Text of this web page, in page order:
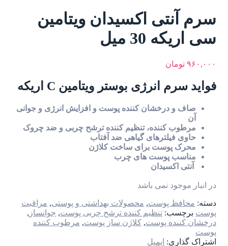
سرم آنتی اکسیدان ویتامین
سی اریکه 30 میل
۹۶۰,۰۰۰ تومان
فواید سرم انرژی بوستر ویتامین C اریکه
صاف و درخشان کننده پوست و افزایش انرژی و جوانی
آن
مرطوب کننده، تنظیم کننده ترشح چربی و ضد چروک
حاوی فیلترهای گیاهی ضد آفتاب
محرک پوست برای ساخت کلاژن
مناسب پوست های چرب
آنتی اکسیدان
در انبار موجود نمی باشد
دسته: محافظ پوست, محصولات بهداشتی و پوستی, مراقبت
پوست برچسب: تنظیم کننده ترشح چربی پوست, جوانساز ,
درخشان کننده پوست, کلاژن ساز پوست, مرطوب کننده
پوست
اشتراک گذاری: ایمیل